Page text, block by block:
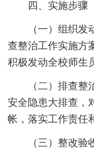
四、实施步骤
（一）组织
查整治工作实施方
积极发动全校师生
（二）排查
安全隐患大排查，
帐，落实工作责任
（三）整改